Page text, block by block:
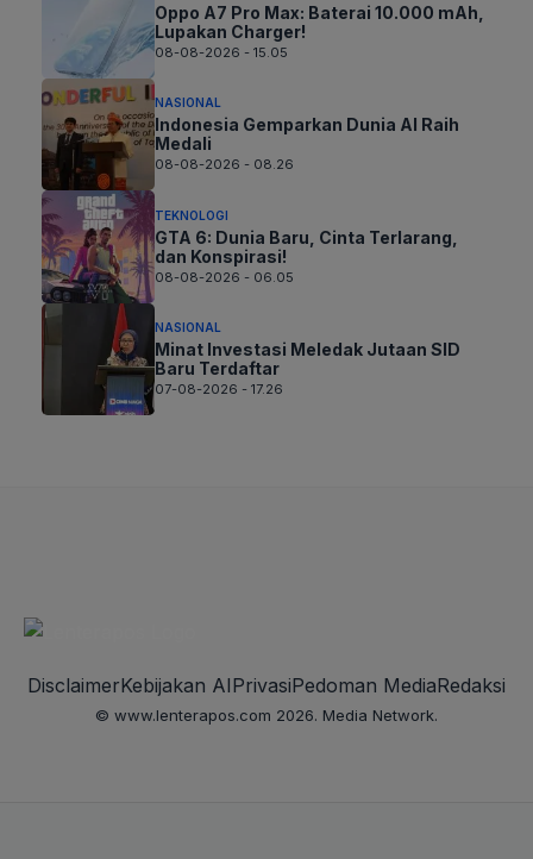
Oppo A7 Pro Max: Baterai 10.000 mAh,
Lupakan Charger!
08-08-2026 - 15.05
NASIONAL
Indonesia Gemparkan Dunia AI Raih
Medali
08-08-2026 - 08.26
TEKNOLOGI
GTA 6: Dunia Baru, Cinta Terlarang,
dan Konspirasi!
08-08-2026 - 06.05
NASIONAL
Minat Investasi Meledak Jutaan SID
Baru Terdaftar
07-08-2026 - 17.26
DisclaimerKebijakan AIPrivasiPedoman MediaRedaksi
© www.lenterapos.com 2026. Media Network.